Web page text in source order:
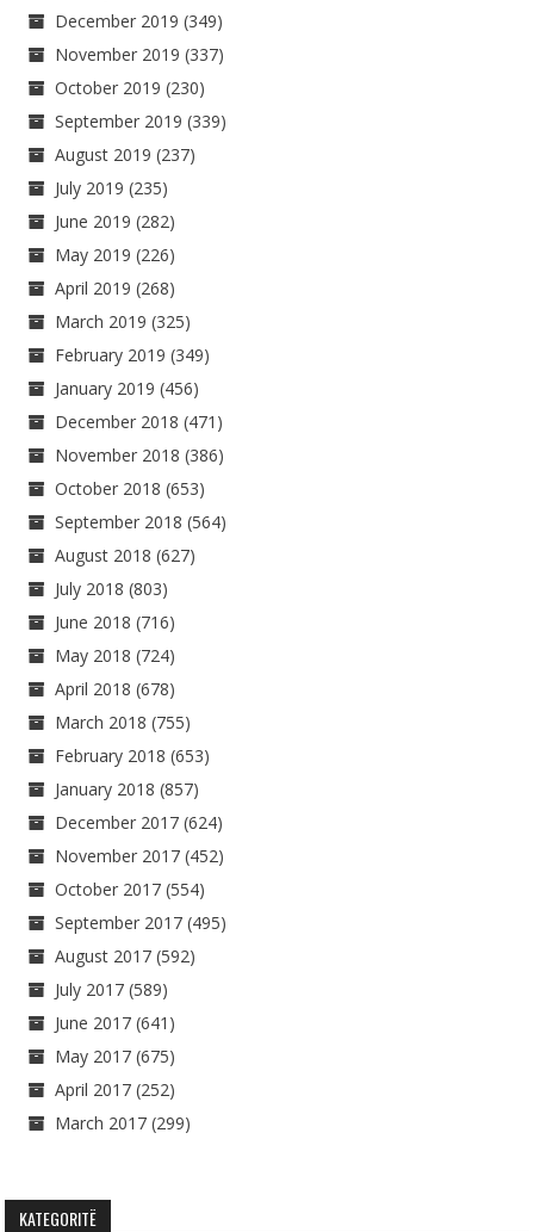
December 2019 (349)
November 2019 (337)
October 2019 (230)
September 2019 (339)
August 2019 (237)
July 2019 (235)
June 2019 (282)
May 2019 (226)
April 2019 (268)
March 2019 (325)
February 2019 (349)
January 2019 (456)
December 2018 (471)
November 2018 (386)
October 2018 (653)
September 2018 (564)
August 2018 (627)
July 2018 (803)
June 2018 (716)
May 2018 (724)
April 2018 (678)
March 2018 (755)
February 2018 (653)
January 2018 (857)
December 2017 (624)
November 2017 (452)
October 2017 (554)
September 2017 (495)
August 2017 (592)
July 2017 (589)
June 2017 (641)
May 2017 (675)
April 2017 (252)
March 2017 (299)
KATEGORITË